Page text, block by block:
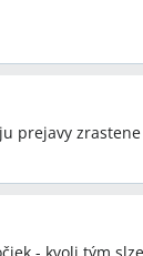
prejavy